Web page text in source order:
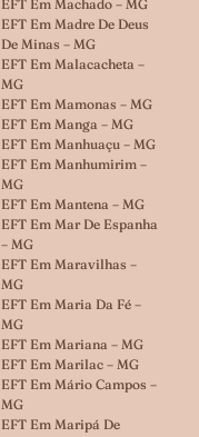
EFT Em Machado – MG
EFT Em Madre De Deus
De Minas – MG
EFT Em Malacacheta –
MG
EFT Em Mamonas – MG
EFT Em Manga – MG
EFT Em Manhuaçu – MG
EFT Em Manhumirim –
MG
EFT Em Mantena – MG
EFT Em Mar De Espanha
– MG
EFT Em Maravilhas –
MG
EFT Em Maria Da Fé –
MG
EFT Em Mariana – MG
EFT Em Marilac – MG
EFT Em Mário Campos –
MG
EFT Em Maripá De